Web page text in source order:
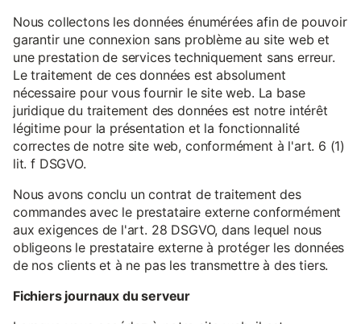
Nous collectons les données énumérées afin de pouvoir
garantir une connexion sans problème au site web et
une prestation de services techniquement sans erreur.
Le traitement de ces données est absolument
nécessaire pour vous fournir le site web. La base
juridique du traitement des données est notre intérêt
légitime pour la présentation et la fonctionnalité
correctes de notre site web, conformément à l'art. 6 (1)
lit. f DSGVO.
Nous avons conclu un contrat de traitement des
commandes avec le prestataire externe conformément
aux exigences de l'art. 28 DSGVO, dans lequel nous
obligeons le prestataire externe à protéger les données
de nos clients et à ne pas les transmettre à des tiers.
Fichiers journaux du serveur